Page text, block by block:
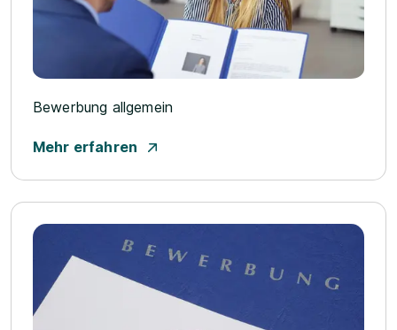
Bewerbung allgemein
Mehr erfahren